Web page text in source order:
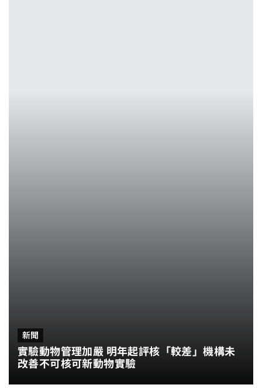
新聞
實驗動物管理加嚴 明年起評核「較差」機構未
改善不可核可新動物實驗